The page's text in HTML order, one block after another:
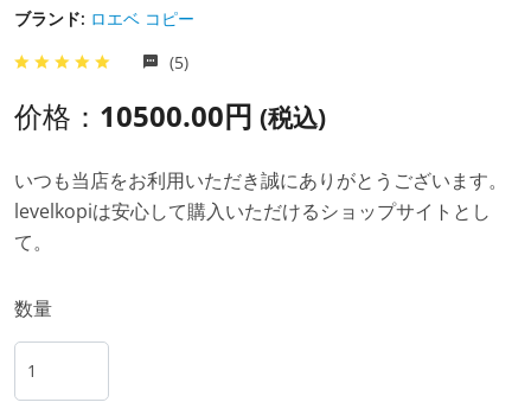
ブランド: ロエベ コピー
(5)
价格： 10500.00円 (税込)
いつも当店をお利用いただき誠にありがとうございます。
levelkopiは安心して購入いただけるショップサイトとし
て。
数量